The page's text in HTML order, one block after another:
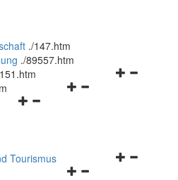
./147.htm
./89557.htm
Navigationsmenü
Navigationsmenü
Navigationsmenü
Tourismus